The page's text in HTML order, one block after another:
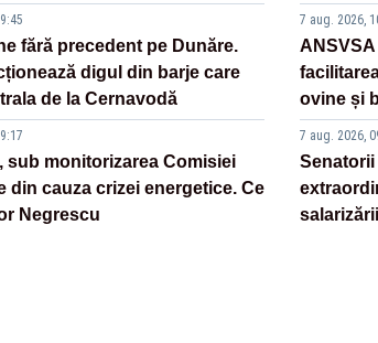
fără precedent pe Dunăre.
digul din barje care
de la Cernavodă
sub monitorizarea Comisiei
din cauza crizei energetice. Ce
Negrescu
7 aug. 2026,
ovine și
7 aug. 2026,
salarizării